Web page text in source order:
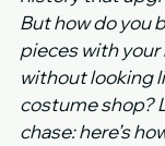
But how do you
pieces with
without looking
costume shop?
chase: here’s